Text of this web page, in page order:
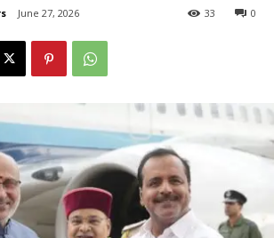
June 27, 2026 0
33